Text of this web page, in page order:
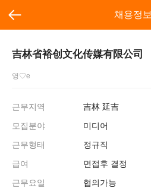
채용정보
吉林省裕创文化传媒有限公司
영♡e
근무지역
吉林 延吉
모집분야
미디어
근무형태
정규직
급여
면접후 결정
근무요일
협의가능